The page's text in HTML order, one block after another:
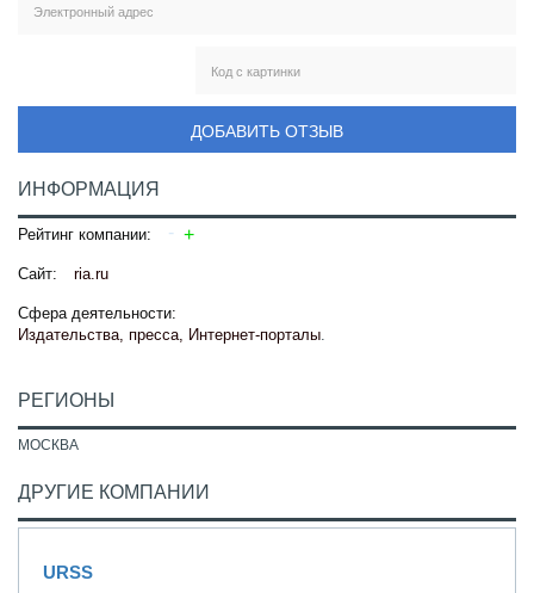
ДОБАВИТЬ ОТЗЫВ
ИНФОРМАЦИЯ
Рейтинг компании:
Сайт: ria.ru
Сфера деятельности:
Издательства, пресса, Интернет-порталы.
РЕГИОНЫ
МОСКВА
ДРУГИЕ КОМПАНИИ
URSS